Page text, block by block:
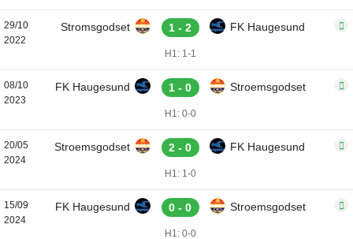
29/10
2022
Stromsgodset 1 - 2 FK Haugesund
H1: 1-1
08/10
2023
FK Haugesund 1 - 0 Stroemsgodset
H1: 0-0
20/05
2024
Stroemsgodset 2 - 0 FK Haugesund
H1: 1-0
15/09
2024
FK Haugesund 0 - 0 Stroemsgodset
H1: 0-0